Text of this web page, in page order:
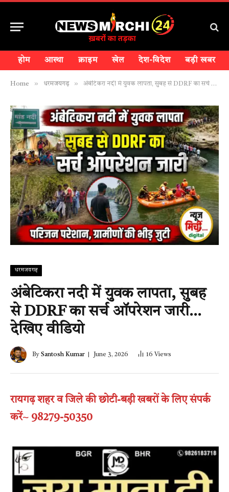
होम आस्था क्राइम खेल देश-विदेश बड़ी खबर
Home » धरमजयगढ़ » अंबेटिकरा नदी में युवक लापता, सुबह से DDRF का सर्च ऑपरेशन जारी…देखिए वीडियो
धरमजयगढ़
अंबेटिकरा नदी में युवक लापता, सुबह
से DDRF का सर्च ऑपरेशन जारी…
देखिए वीडियो
By Santosh Kumar June 3, 2026 16 Views
रायगढ़ शहर व जिले की छोटी-बड़ी खबरों के लिए संपर्क
करें~ 98279-50350